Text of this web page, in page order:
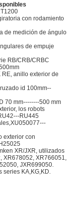
con rodamiento
de medición de ángulo
de empuje
RB/CRB/CRBC
anillo exterior de
id 100mm--
70 mm--------500 mm
los robots
RU445
exterior con
XR/JXR, utilizados
XR766051,
JXR699050.
KA,KG,KD.